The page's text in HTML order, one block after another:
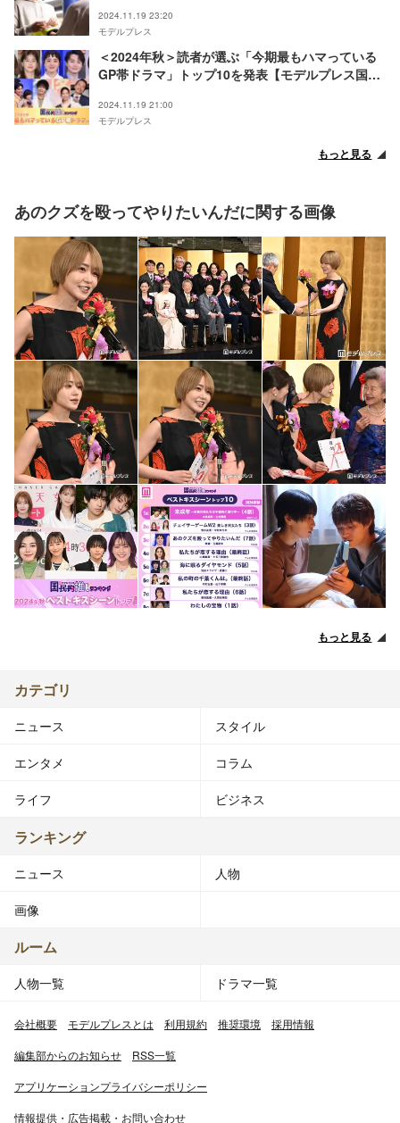
2024.11.19 23:20
モデルプレス
＜2024年秋＞読者が選ぶ「今期最もハマっている
GP帯ドラマ」トップ10を発表【モデルプレス国民
2024.11.19 21:00
モデルプレス
もっと見る
あのクズを殴ってやりたいんだに関する画像
もっと見る
カテゴリ
ニュース スタイル
エンタメ コラム
ライフ ビジネス
ランキング
ニュース 人物
画像
ルーム
人物一覧 ドラマ一覧
会社概要 モデルプレスとは 利用規約 推奨環境 採用情報
編集部からのお知らせ RSS一覧
アプリケーションプライバシーポリシー
情報提供・広告掲載・お問い合わせ